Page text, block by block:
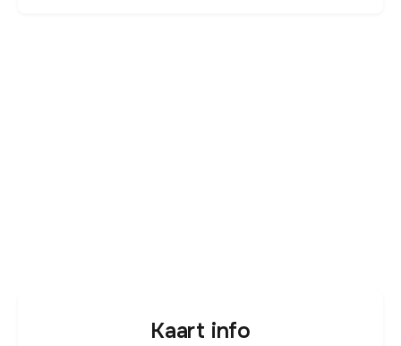
Kaart info